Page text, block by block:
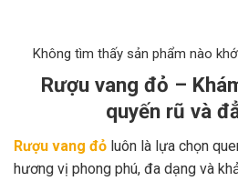
Không tìm thấy sản phẩm nào
Rượu vang đỏ –
quyến rũ và
Rượu vang đỏ luôn là lựa chọn
hương vị phong phú, đa dạng và